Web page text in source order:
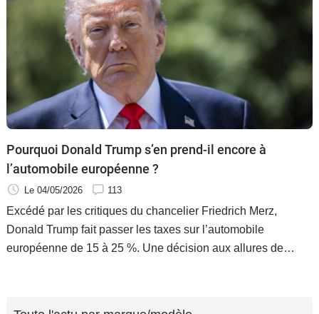
Pourquoi Donald Trump s’en prend-il encore à
l’automobile européenne ?
Le 04/05/2026 113
Excédé par les critiques du chancelier Friedrich Merz,
Donald Trump fait passer les taxes sur l’automobile
européenne de 15 à 25 %. Une décision aux allures de